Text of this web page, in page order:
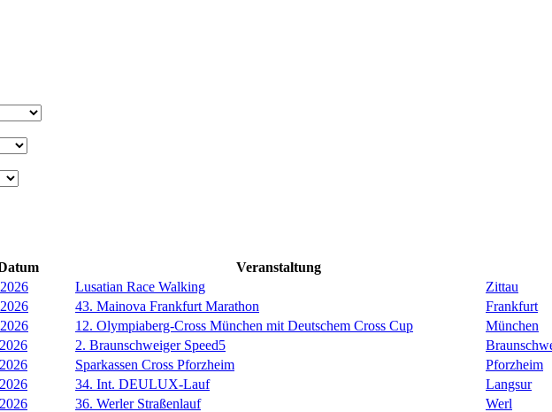
Veranstaltung
Lusatian Race Walking
Zittau
43. Mainova Frankfurt Marathon
Frankfurt
12. Olympiaberg-Cross München mit Deutschem Cross Cup
München
2. Braunschweiger Speed5
Sparkassen Cross Pforzheim
Pforzheim
34. Int. DEULUX-Lauf
Langsur
36. Werler Straßenlauf
Werl